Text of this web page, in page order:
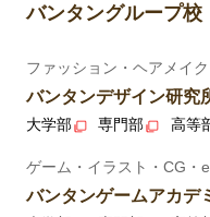
バンタングループ校
ファッション・ヘアメイ
バンタンデザイン研究
大学部 専門部 高等
ゲーム・イラスト・CG・
バンタンゲームアカデ